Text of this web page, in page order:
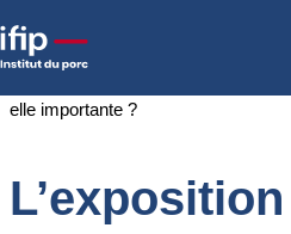
Accueil
l’ammoniac et aux particules est-